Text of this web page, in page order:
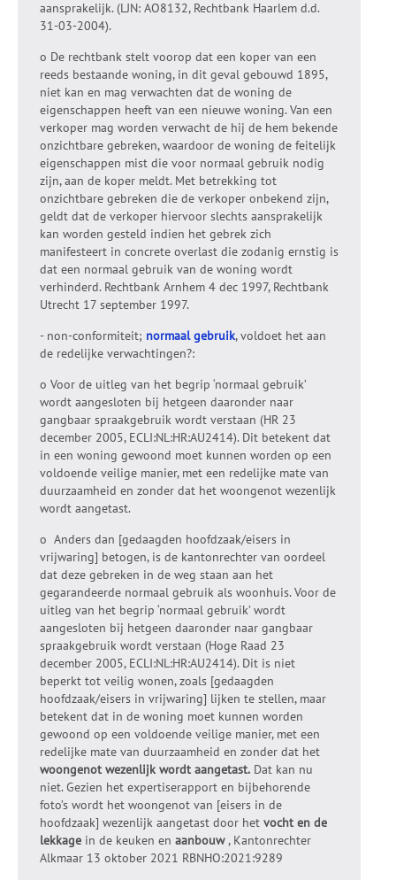
aansprakelijk. (LJN: AO8132, Rechtbank Haarlem d.d.
31-03-2004).
o De rechtbank stelt voorop dat een koper van een
reeds bestaande woning, in dit geval gebouwd 1895,
niet kan en mag verwachten dat de woning de
eigenschappen heeft van een nieuwe woning. Van een
verkoper mag worden verwacht de hij de hem bekende
onzichtbare gebreken, waardoor de woning de feitelijk
eigenschappen mist die voor normaal gebruik nodig
zijn, aan de koper meldt. Met betrekking tot
onzichtbare gebreken die de verkoper onbekend zijn,
geldt dat de verkoper hiervoor slechts aansprakelijk
kan worden gesteld indien het gebrek zich
manifesteert in concrete overlast die zodanig ernstig is
dat een normaal gebruik van de woning wordt
verhinderd. Rechtbank Arnhem 4 dec 1997, Rechtbank
Utrecht 17 september 1997.
- non-conformiteit; normaal gebruik, voldoet het aan
de redelijke verwachtingen?:
o Voor de uitleg van het begrip ‘normaal gebruik’
wordt aangesloten bij hetgeen daaronder naar
gangbaar spraakgebruik wordt verstaan (HR 23
december 2005, ECLI:NL:HR:AU2414). Dit betekent dat
in een woning gewoond moet kunnen worden op een
voldoende veilige manier, met een redelijke mate van
duurzaamheid en zonder dat het woongenot wezenlijk
wordt aangetast.
o Anders dan [gedaagden hoofdzaak/eisers in
vrijwaring] betogen, is de kantonrechter van oordeel
dat deze gebreken in de weg staan aan het
gegarandeerde normaal gebruik als woonhuis. Voor de
uitleg van het begrip ‘normaal gebruik’ wordt
aangesloten bij hetgeen daaronder naar gangbaar
spraakgebruik wordt verstaan (Hoge Raad 23
december 2005, ECLI:NL:HR:AU2414). Dit is niet
beperkt tot veilig wonen, zoals [gedaagden
hoofdzaak/eisers in vrijwaring] lijken te stellen, maar
betekent dat in de woning moet kunnen worden
gewoond op een voldoende veilige manier, met een
redelijke mate van duurzaamheid en zonder dat het
woongenot wezenlijk wordt aangetast. Dat kan nu
niet. Gezien het expertiserapport en bijbehorende
foto’s wordt het woongenot van [eisers in de
hoofdzaak] wezenlijk aangetast door het vocht en de
lekkage in de keuken en aanbouw, Kantonrechter
Alkmaar 13 oktober 2021 RBNHO:2021:9289